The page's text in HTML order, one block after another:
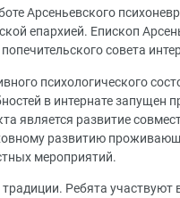
Арсеньевского
епархией. Епископ
совета
психологического
в интернате запущен
является развитие
развитию
мероприятий.
Ребята